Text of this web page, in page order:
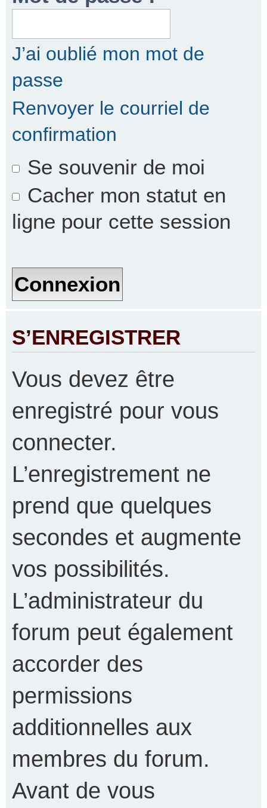
J’ai oublié mon mot de
passe
Renvoyer le courriel de
confirmation
Se souvenir de moi
Cacher mon statut en
ligne pour cette session
S’ENREGISTRER
Vous devez être
enregistré pour vous
connecter.
L’enregistrement ne
prend que quelques
secondes et augmente
vos possibilités.
L’administrateur du
forum peut également
accorder des
permissions
additionnelles aux
membres du forum.
Avant de vous